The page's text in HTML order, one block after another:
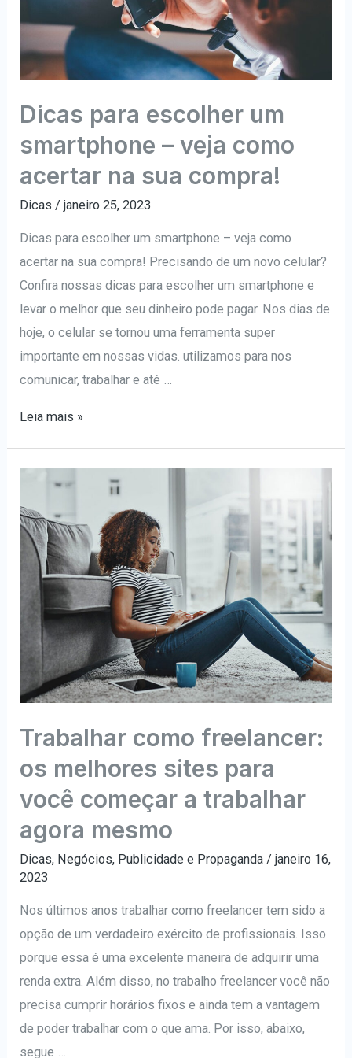
Dicas para escolher um
smartphone – veja como
acertar na sua compra!
Dicas /janeiro 25, 2023
Dicas para escolher um smartphone – veja como
acertar na sua compra! Precisando de um novo celular?
Confira nossas dicas para escolher um smartphone e
levar o melhor que seu dinheiro pode pagar. Nos dias de
hoje, o celular se tornou uma ferramenta super
importante em nossas vidas. utilizamos para nos
comunicar, trabalhar e até …
Dicas
smartphone
–
veja
como
acertar
compra!
Leia mais »
Trabalhar como freelancer:
os melhores sites para
você começar a trabalhar
agora mesmo
Dicas, Negócios, Publicidade e Propaganda /janeiro 16,
2023
Nos últimos anos trabalhar como freelancer tem sido a
opção de um verdadeiro exército de profissionais. Isso
porque essa é uma excelente maneira de adquirir uma
renda extra. Além disso, no trabalho freelancer você não
precisa cumprir horários fixos e ainda tem a vantagem
de poder trabalhar com o que ama. Por isso, abaixo,
segue …